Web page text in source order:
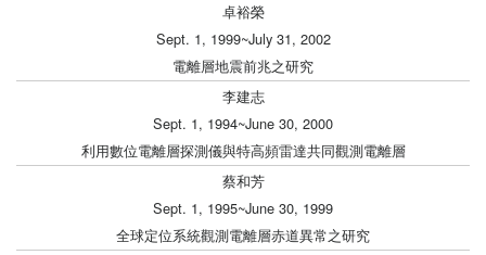
卓裕榮
Sept. 1, 1999~July 31, 2002
電離層地震前兆之研究
李建志
Sept. 1, 1994~June 30, 2000
利用數位電離層探測儀與特高頻雷達共同觀測電離層
蔡和芳
Sept. 1, 1995~June 30, 1999
全球定位系統觀測電離層赤道異常之研究